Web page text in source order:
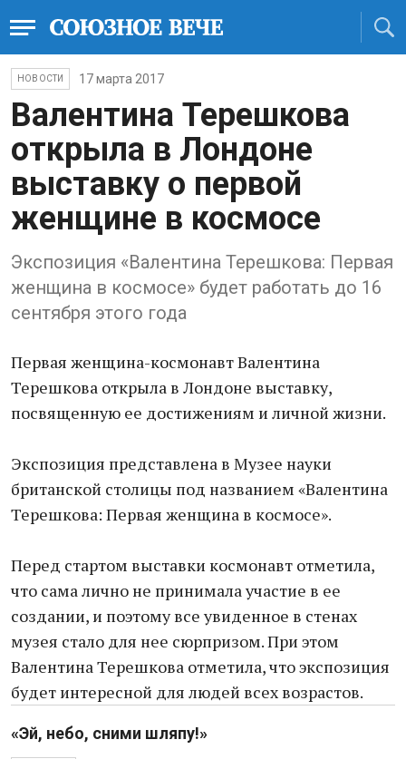
НОВОСТИ 17 марта 2017
Валентина Терешкова
открыла в Лондоне
выставку о первой
женщине в космосе
Экспозиция «Валентина Терешкова: Первая
женщина в космосе» будет работать до 16
сентября этого года
Первая женщина-космонавт Валентина
Терешкова открыла в Лондоне выставку,
посвященную ее достижениям и личной жизни.
Экспозиция представлена в Музее науки
британской столицы под названием «Валентина
Терешкова: Первая женщина в космосе».
Перед стартом выставки космонавт отметила,
что сама лично не принимала участие в ее
создании, и поэтому все увиденное в стенах
музея стало для нее сюрпризом. При этом
Валентина Терешкова отметила, что экспозиция
будет интересной для людей всех возрастов.
«Эй, небо, сними шляпу!»